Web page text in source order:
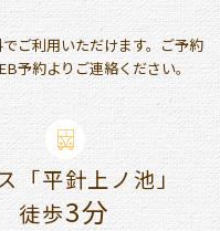
ご利用いただけます。ご予約
予約よりご連絡ください。
「平針上ノ池」
徒歩3分